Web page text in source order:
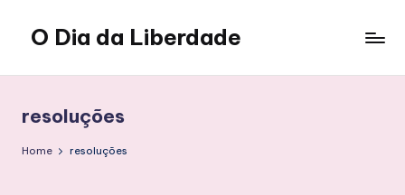
content
O Dia da Liberdade
Lifestyle
resoluções
Home resoluções